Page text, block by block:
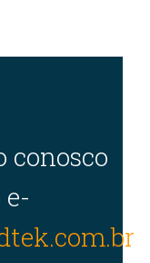
conosco